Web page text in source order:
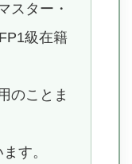
スター・
級在籍
のことま
す。